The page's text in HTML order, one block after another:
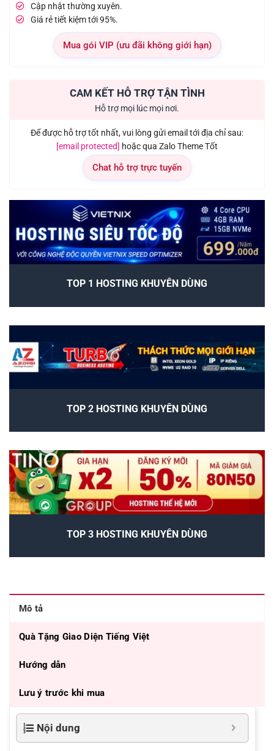
Cập nhật thường xuyên.
Giá rẻ tiết kiệm tới 95%.
Mua gói VIP (ưu đãi không giới hạn)
CAM KẾT HỖ TRỢ TẬN TÌNH
Hỗ trợ mọi lúc mọi nơi.
Để được hỗ trợ tốt nhất, vui lòng gửi email tới địa chỉ sau:
[email protected] hoặc qua Zalo Theme Tốt
Chat hỗ trợ trực tuyến
TOP 1 HOSTING KHUYÊN DÙNG
TOP 2 HOSTING KHUYÊN DÙNG
TOP 3 HOSTING KHUYÊN DÙNG
Mô tả
Quà Tặng Giao Diện Tiếng Việt
Hướng dẫn
Lưu ý trước khi mua
Nội dung